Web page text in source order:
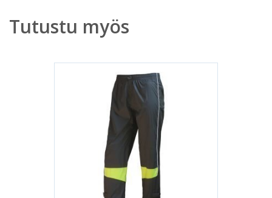
Tutustu myös